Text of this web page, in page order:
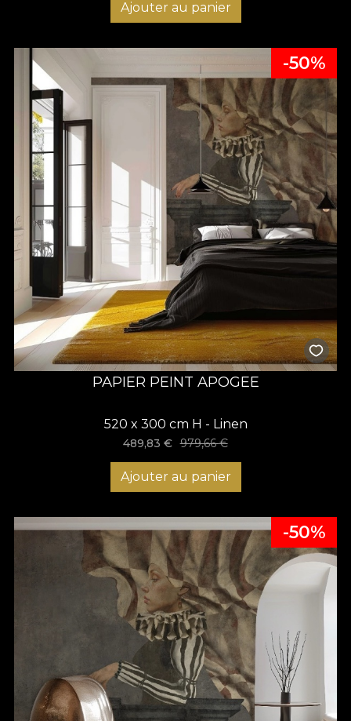
Ajouter au panier
-50%
PAPIER PEINT APOGEE
520 x 300 cm H - Linen
489,83€ 979,66€
Ajouter au panier
-50%